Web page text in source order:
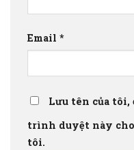
Email *
Lưu tên của
trình duyệt này
tôi.